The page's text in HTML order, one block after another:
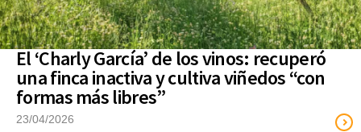
El ‘Charly García’ de los vinos: recuperó
una finca inactiva y cultiva viñedos “con
formas más libres”
23/04/2026